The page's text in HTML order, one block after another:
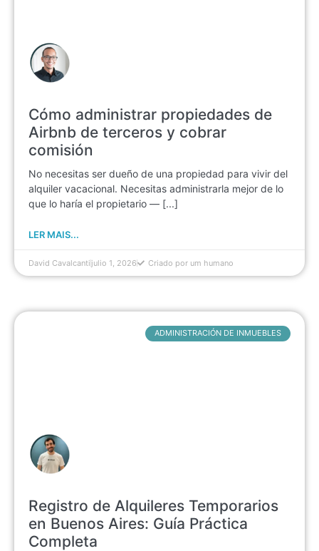
Cómo administrar propiedades de
Airbnb de terceros y cobrar
comisión
No necesitas ser dueño de una propiedad para vivir del
alquiler vacacional. Necesitas administrarla mejor de lo
que lo haría el propietario — [...]
LER MAIS...
David Cavalcanti julio 1, 2026 Criado por um humano
Registro de Alquileres Temporarios
en Buenos Aires: Guía Práctica
Completa
ADMINISTRACIÓN DE INMUEBLES